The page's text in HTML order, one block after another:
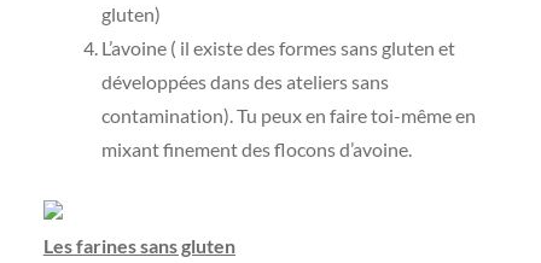
gluten)
L’avoine ( il existe des formes sans gluten et
développées dans des ateliers sans
contamination). Tu peux en faire toi-même en
mixant finement des flocons d’avoine.
Les farines sans gluten